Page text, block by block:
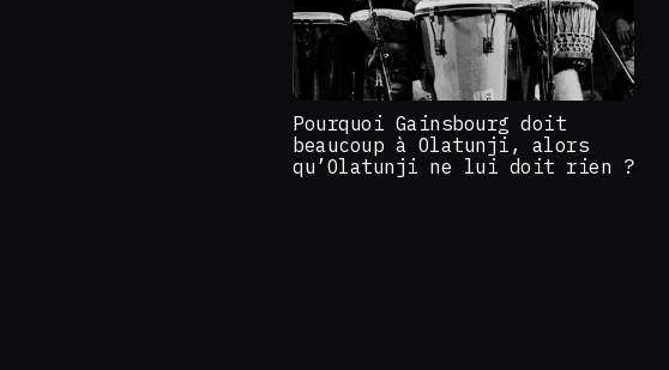
Pourquoi Gainsbourg doit
beaucoup à Olatunji, alors
qu’Olatunji ne lui doit rien ?